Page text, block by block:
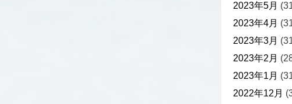
2023年5月
2023年4月
2023年3月
2023年2月
2023年1月
2022年12月